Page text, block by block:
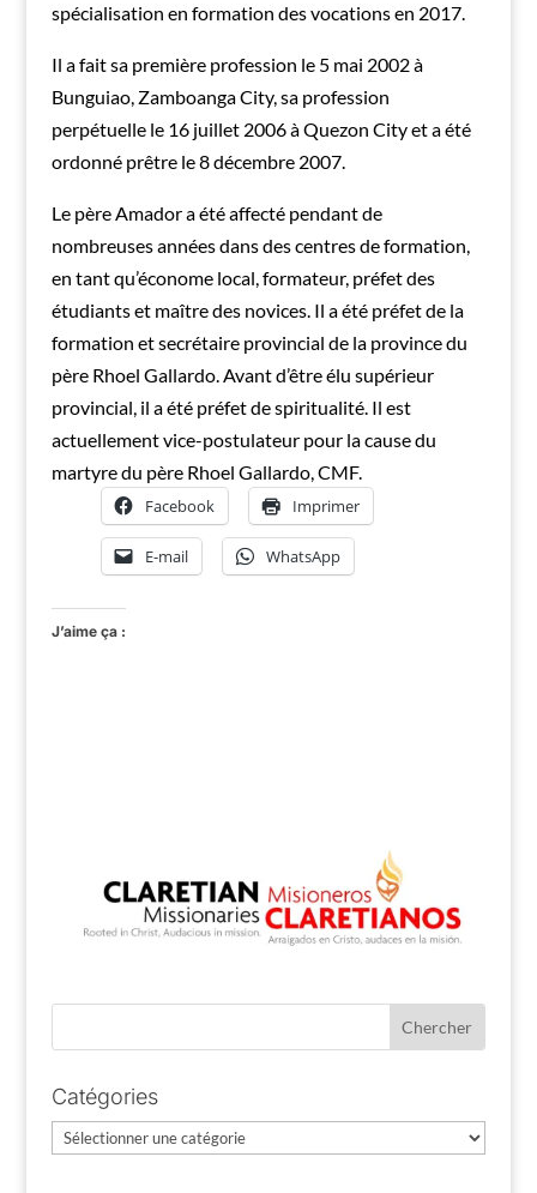
spécialisation en formation des vocations en 2017.
Il a fait sa première profession le 5 mai 2002 à
Bunguiao, Zamboanga City, sa profession
perpétuelle le 16 juillet 2006 à Quezon City et a été
ordonné prêtre le 8 décembre 2007.
Le père Amador a été affecté pendant de
nombreuses années dans des centres de formation,
en tant qu’économe local, formateur, préfet des
étudiants et maître des novices. Il a été préfet de la
formation et secrétaire provincial de la province du
père Rhoel Gallardo. Avant d’être élu supérieur
provincial, il a été préfet de spiritualité. Il est
actuellement vice-postulateur pour la cause du
martyre du père Rhoel Gallardo, CMF.
Facebook Imprimer
E-mail WhatsApp
J’aime ça :
Catégories
Catégories